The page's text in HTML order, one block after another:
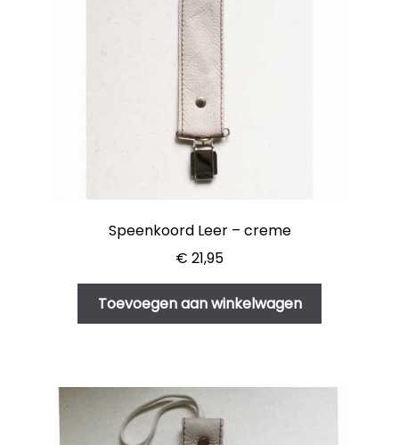
Speenkoord Leer – creme
€ 21,95
Toevoegen aan winkelwagen